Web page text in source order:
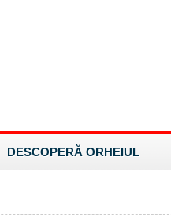
DESCOPERĂ ORHEIUL